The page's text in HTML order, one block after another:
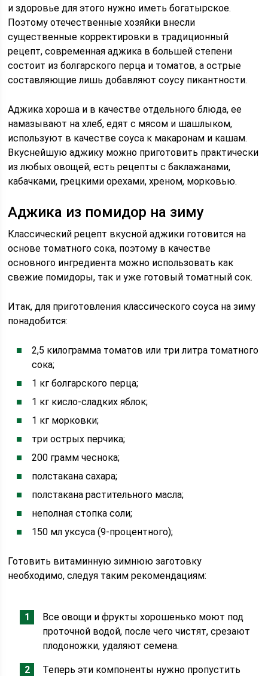
и здоровье для этого нужно иметь богатырское.
Поэтому отечественные хозяйки внесли
существенные корректировки в традиционный
рецепт, современная аджика в большей степени
состоит из болгарского перца и томатов, а острые
составляющие лишь добавляют соусу пикантности.
Аджика хороша и в качестве отдельного блюда, ее
намазывают на хлеб, едят с мясом и шашлыком,
используют в качестве соуса к макаронам и кашам.
Вкуснейшую аджику можно приготовить практически
из любых овощей, есть рецепты с баклажанами,
кабачками, грецкими орехами, хреном, морковью.
Аджика из помидор на зиму
Классический рецепт вкусной аджики готовится на
основе томатного сока, поэтому в качестве
основного ингредиента можно использовать как
свежие помидоры, так и уже готовый томатный сок.
Итак, для приготовления классического соуса на зиму
понадобится:
2,5 килограмма томатов или три литра томатного
сока;
1 кг болгарского перца;
1 кг кисло-сладких яблок;
1 кг морковки;
три острых перчика;
200 грамм чеснока;
полстакана сахара;
полстакана растительного масла;
неполная стопка соли;
150 мл уксуса (9-процентного);
Готовить витаминную зимнюю заготовку
необходимо, следуя таким рекомендациям:
Все овощи и фрукты хорошенько моют под
проточной водой, после чего чистят, срезают
плодоножки, удаляют семена.
Теперь эти компоненты нужно пропустить